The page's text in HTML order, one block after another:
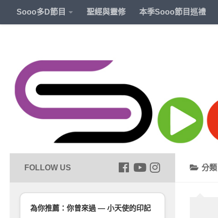
Sooo多D節目 聖經與靈修 本季Sooo節目巡禮
分
為你推薦：你曾來過 — 小天使的印記